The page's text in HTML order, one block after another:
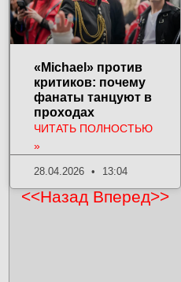
«Michael» против
критиков: почему
фанаты танцуют в
проходах
ЧИТАТЬ ПОЛНОСТЬЮ
»
28.04.2026 13:04
<<Назад Вперед>>